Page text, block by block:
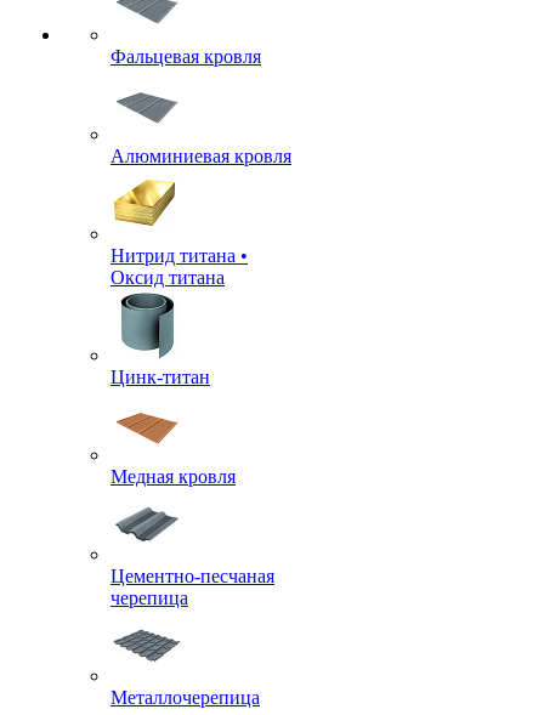
Фальцевая кровля
Алюминиевая кровля
Нитрид титана •
Оксид титана
Цинк-титан
Медная кровля
Цементно-песчаная
черепица
Металлочерепица